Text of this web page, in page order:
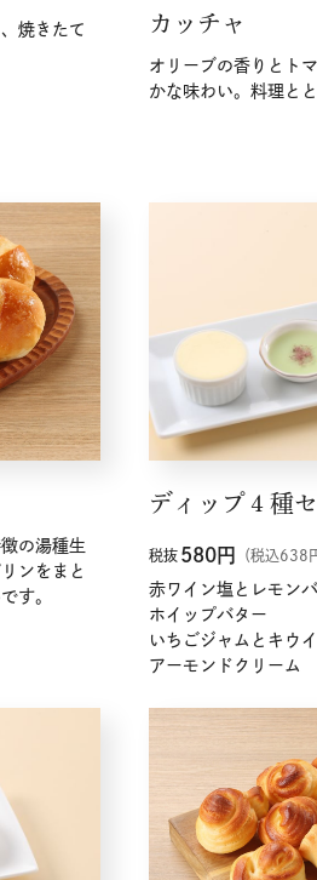
焼きたて
カッチャ
オリーブの香りとト
かな味わい。料理と
の湯種生
ンをまと
す。
ディップ４種
税抜 580円 （税込638
赤ワイン塩とレモン
ホイップバター
いちごジャムとキウ
アーモンドクリーム